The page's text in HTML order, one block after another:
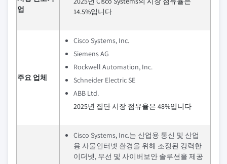
업
14.5%입니다
주요 업체
Cisco Systems, Inc.
Siemens AG
Rockwell Automation, Inc.
Schneider Electric SE
ABB Ltd.
2025년 집단 시장 점유율은 48%입니다
Cisco Systems, Inc.는 산업용 통신 및 산업
용 사물인터넷 환경을 위해 조정된 강력한
이더넷, 무선 및 사이버보안 솔루션을 제공